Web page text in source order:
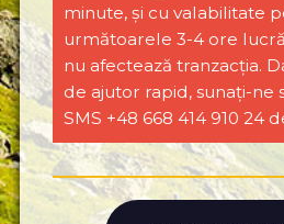
minute, și cu valabilitate
următoarele 3-4 ore
nu afectează tranzacția.
de ajutor rapid, sunați-ne
SMS +48 668 414 910 24